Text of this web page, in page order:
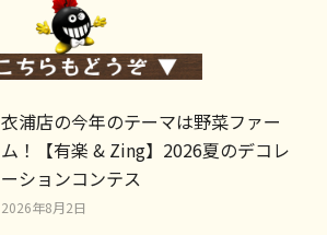
衣浦店の今年のテーマは野菜ファー
ム！【有楽 & Zing】2026夏のデコレ
ーションコンテス
2026年8月2日